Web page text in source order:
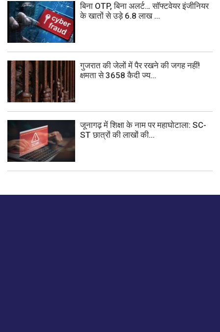
बिना OTP, बिना अलर्ट… सॉफ्टवेयर इंजीनियर
के खातों से उड़े 6.8 लाख ...
गुजरात की जेलों में पैर रखने की जगह नहीं!
क्षमता से 3658 कैदी ज्य...
जूनागढ़ में शिक्षा के नाम पर महाघोटाला: SC-
ST छात्रों की लाखों की...